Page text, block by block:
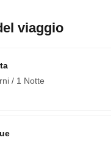
fianco, avrai la
della Costa Rica.
Beach Trek per
viaggio
/ 1 Notte